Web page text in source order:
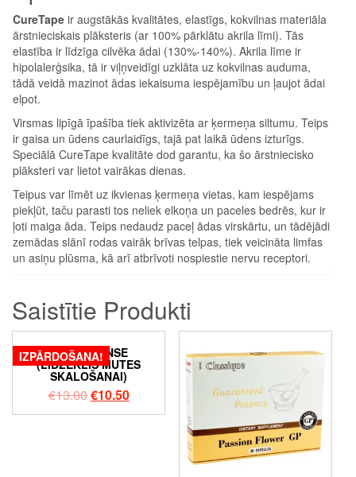
CureTape ir augstākās kvalitātes, elastīgs, kokvilnas materiāla
ārstnieciskais plāksteris (ar 100% pārklātu akrila līmi). Tās
elastība ir līdzīga cilvēka ādai (130%-140%). Akrila līme ir
hipolalerģsika, tā ir viļņveidīgi uzklāta uz kokvilnas auduma,
tādā veidā mazinot ādas iekaisuma iespējamību un ļaujot ādai
elpot.
Virsmas lipīgā īpašība tiek aktivizēta ar ķermeņa siltumu. Teips
ir gaisa un ūdens caurlaidīgs, tajā pat laikā ūdens izturīgs.
Speciālā CureTape kvalitāte dod garantu, ka šo ārstniecisko
plāksteri var lietot vairākas dienas.
Teipus var līmēt uz ikvienas ķermeņa vietas, kam iespējams
piekļūt, taču parasti tos neliek elkoņa un paceles bedrēs, kur ir
ļoti maiga āda. Teips nedaudz paceļ ādas virskārtu, un tādējādi
zemādas slānī rodas vairāk brīvas telpas, tiek veicināta limfas
un asiņu plūsma, kā arī atbrīvoti nospiestie nervu receptori.
Saistītie Produkti
IZPĀRDOŠANA!
MOUTH RINSE
(LĪDZEKLIS MUTES
SKALOŠANAI)
€13.00€10.50